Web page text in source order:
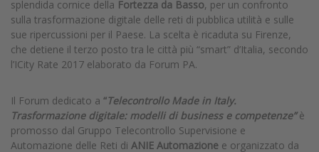
splendida cornice della Fortezza da Basso, per un confronto
sulla trasformazione digitale delle reti di pubblica utilità e sulle
sue ripercussioni per il Paese. La scelta è ricaduta su Firenze,
che detiene il terzo posto tra le città più “smart” d’Italia, secondo
l’ICity Rate 2017 elaborato da Forum PA.
Il Forum dedicato a “Telecontrollo Made in Italy.
Trasformazione digitale: modelli di business e competenze” è
promosso dal Gruppo Telecontrollo Supervisione e
Automazione delle Reti di ANIE Automazione e organizzato da